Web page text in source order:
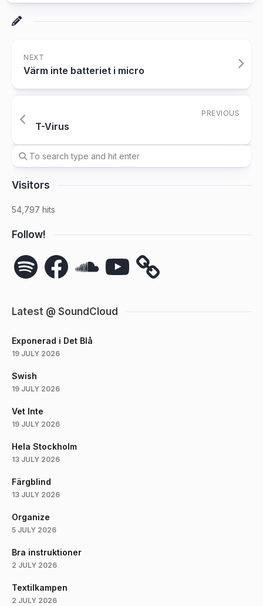
NEXT
Värm inte batteriet i micro
PREVIOUS
T-Virus
Visitors
54,797 hits
Follow!
Spotify Facebook YouTube
Latest @ SoundCloud
Exponerad i Det Blå
19 JULY 2026
Swish
19 JULY 2026
Vet Inte
19 JULY 2026
Hela Stockholm
13 JULY 2026
Färgblind
13 JULY 2026
Organize
5 JULY 2026
Bra instruktioner
2 JULY 2026
Textilkampen
2 JULY 2026